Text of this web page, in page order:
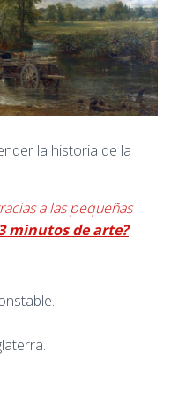
la historia de la
a las pequeñas
minutos de arte?